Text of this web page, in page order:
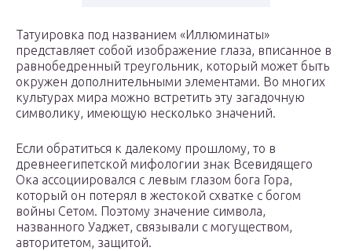
Татуировка под названием «Иллюминаты»
представляет собой изображение глаза, вписанное в
равнобедренный треугольник, который может быть
окружен дополнительными элементами. Во многих
культурах мира можно встретить эту загадочную
символику, имеющую несколько значений.
Если обратиться к далекому прошлому, то в
древнеегипетской мифологии знак Всевидящего
Ока ассоциировался с левым глазом бога Гора,
который он потерял в жестокой схватке с богом
войны Сетом. Поэтому значение символа,
названного Уаджет, связывали с могуществом,
авторитетом, защитой.